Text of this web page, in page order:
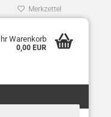
Merkzettel
Warenkorb
0,00 EUR